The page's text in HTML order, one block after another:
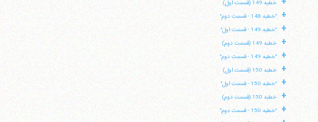
خطبه 149 (قسمت اول)
+ "خطبه 148 - قسمت دوم"
+ "خطبه 149 - قسمت اول"
+ خطبه 149 (قسمت دوم)
+ "خطبه 149 - قسمت دوم"
+ خطبه 150 (قسمت اول)
+ "خطبه 150 - قسمت اول"
+ خطبه 150 (قسمت دوم)
+ "خطبه 150 - قسمت دوم"